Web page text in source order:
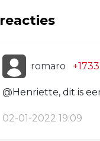
reacties
romaro +1733
@Henriette, dit is
02-01-2022 19:09